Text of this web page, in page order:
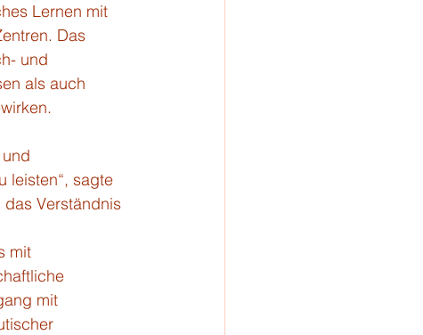
Lernen mit
Das
und
als auch
leisten“, sagte
das Verständnis
mit
mit